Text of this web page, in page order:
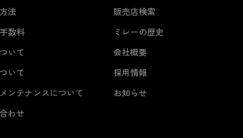
法
数料
いて
いて
ンテナンスについて
わせ
販売店検索
ミレーの歴史
会社概要
採用情報
お知らせ